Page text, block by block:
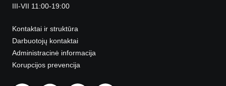
III-VII 11:00-19:00
Kontaktai ir struktūra
Darbuotojų kontaktai
Administracinė informacija
Korupcijos prevencija